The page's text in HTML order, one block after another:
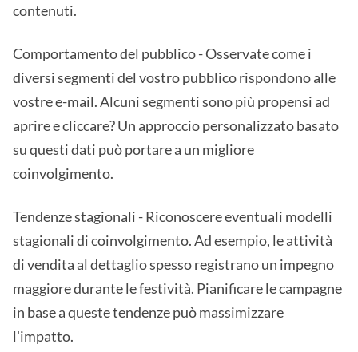
contenuti.
Comportamento del pubblico - Osservate come i
diversi segmenti del vostro pubblico rispondono alle
vostre e-mail. Alcuni segmenti sono più propensi ad
aprire e cliccare? Un approccio personalizzato basato
su questi dati può portare a un migliore
coinvolgimento.
Tendenze stagionali - Riconoscere eventuali modelli
stagionali di coinvolgimento. Ad esempio, le attività
di vendita al dettaglio spesso registrano un impegno
maggiore durante le festività. Pianificare le campagne
in base a queste tendenze può massimizzare
l'impatto.